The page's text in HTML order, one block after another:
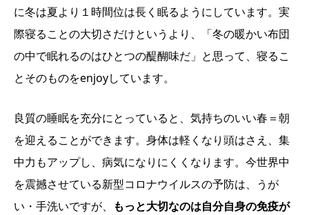
に冬は夏より１時間位は長く眠るようにしています。実
際寝ることの大切さだけというより、「冬の暖かい布団
の中で眠れるのはひとつの醍醐味だ」と思って、寝るこ
とそのものをenjoyしています。
良質の睡眠を充分にとっていると、気持ちのいい春＝朝
を迎えることができます。身体は軽くなり頭はさえ、集
中力もアップし、病気になりにくくなります。今世界中
を震撼させている新型コロナウイルスの予防は、うが
い・手洗いですが、
もっと大切なのは自分自身の免疫が